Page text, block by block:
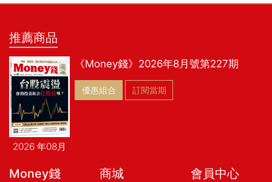
推薦商品
2026 年08月
《Money錢》2026年8月號第227期
優惠組合 訂閱當期
Money錢 商城 會員中心